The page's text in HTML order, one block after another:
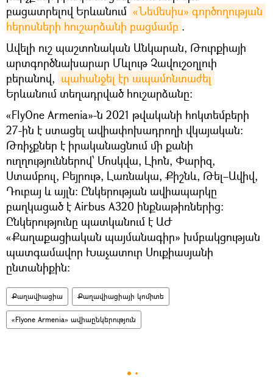
բացատրելով Երևանում «Նեմեսիս» գործողության
հերոսների հուշարձանի բացմամբ .
Ավելի ուշ պաշտոնական Անկարան, Թուրքիայի
արտգործնախարար Մևլութ Չավուշօղլուի
բերանով, պահանջել էր ապամոնտաժել
Երևանում տեղադրված հուշարձանը։
«FlyOne Armenia»-ն 2021 թվականի հոկտեմբերի
27-ին է ստացել ավիափոխադրողի վկայական։
Թռիչքներ է իրականացնում մի քանի
ուղղություններով՝ Մոսկվա, Լիոն, Փարիզ,
Ստամբուլ, Բեյրութ, Լառնակա, Քիշնև, Թել–Ավիվ,
Դուբայ և այլն։ Ընկերության ավիապարկը
բաղկացած է Airbus A320 ինքնաթիռներից։
Ընկերությունը պատկանում է ԱԺ
«Քաղաքացիական պայմանագիր» խմբակցության
պատգամավոր Խաչատուր Սուքիասյանի
ընտանիքին։
Քաղավիացիա Քաղավիացիայի կոմիտե
«Flyone Armenia» ավիաընկերություն